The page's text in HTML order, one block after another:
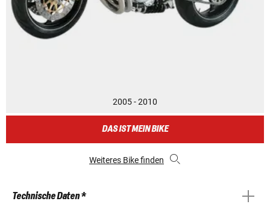
2005 - 2010
DAS IST MEIN BIKE
Weiteres Bike finden
Technische Daten *